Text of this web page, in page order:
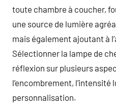
toute chambre à coucher,
une source de lumière
mais également ajoutant à
Sélectionner la lampe de
réflexion sur plusieurs
l’encombrement,
personnalisation.